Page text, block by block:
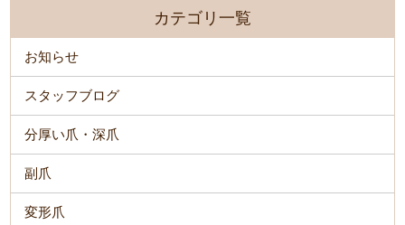
カテゴリ一覧
お知らせ
スタッフブログ
分厚い爪・深爪
副爪
変形爪